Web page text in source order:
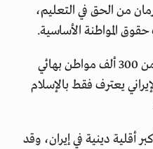
من الحق في التعليم،
المواطنة الأساسية.
وتقول مصادر غير رسمية إن أكثر من 300 ألف مواطن بهائي
يعترف فقط بالإسلام
أقلية دينية في إيران، وقد